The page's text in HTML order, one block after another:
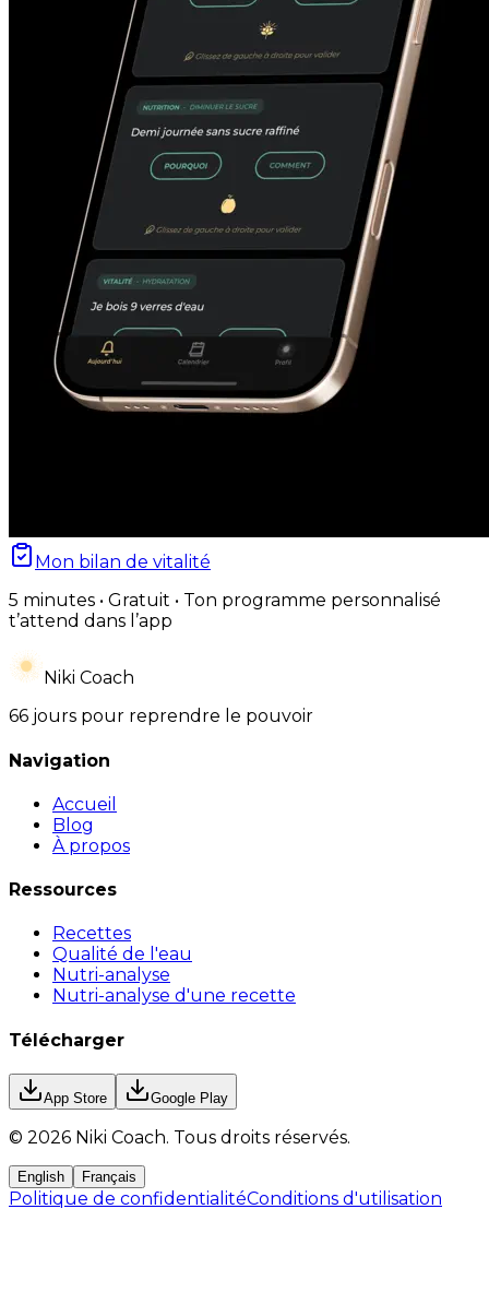
Mon bilan de vitalité
5 minutes • Gratuit • Ton programme personnalisé
t’attend dans l’app
Niki Coach
66 jours pour reprendre le pouvoir
Navigation
Accueil
Blog
À propos
Ressources
Recettes
Qualité de l'eau
Nutri-analyse
Nutri-analyse d'une recette
Télécharger
App Store Google Play
© 2026 Niki Coach. Tous droits réservés.
English Français
Politique de confidentialitéConditions d'utilisation